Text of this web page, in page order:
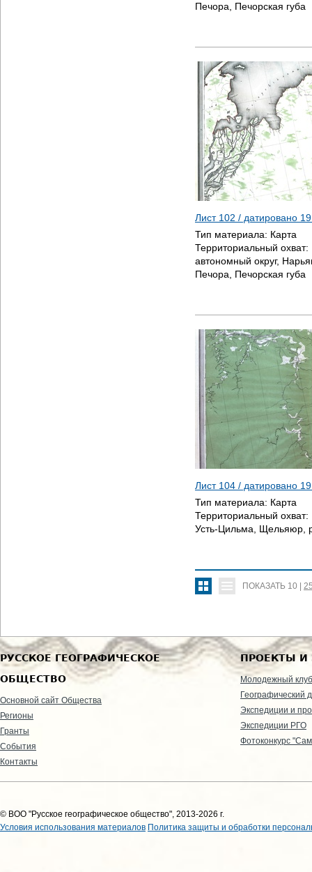
Печора, Печорская губа
Лист 102 / датировано
Тип материала: Карта
Территориальный охват:
автономный округ,
Печора, Печорская губа
Лист 104 / датировано
Тип материала: Карта
Территориальный охват:
Усть-Цильма, Щельяюр,
ПОКАЗАТЬ 10
РУССКОЕ ГЕОГРАФИЧЕСКОЕ
ОБЩЕСТВО
Основной сайт Общества
Регионы
Гранты
События
Контакты
ПРОЕКТЫ И
Молодежный клуб
Географический
Экспедиции и
Экспедиции РГО
Фотоконкурс
© ВОО "Русское географическое общество", 2013-2026 г.
Условия использования материалов Политика защиты и обработки